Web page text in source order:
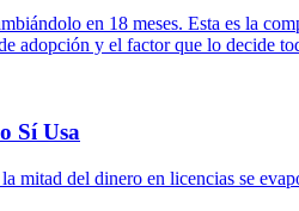
en 18 meses. Esta es la
adopción y el factor que lo decide
Sí Usa
mitad del dinero en licencias se